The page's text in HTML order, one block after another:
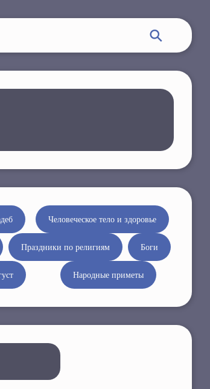
Человеческое тело и здоровье
Праздники по религиям Боги
Народные приметы